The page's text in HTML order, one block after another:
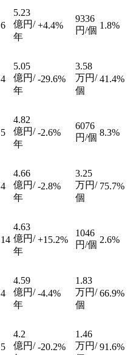
6
5.23
億円/
年
+4.4%
9336
円/個 1.8%
4
5.05
億円/
年
-29.6%
3.58
万円/
個
41.4%
5
4.82
億円/
年
-2.6%
6076
円/個 8.3%
4
4.66
億円/
年
-2.8%
3.25
万円/
個
75.7%
14
4.63
億円/
年
+15.2%
1046
円/個 2.6%
4
4.59
億円/
年
-4.4%
1.83
万円/
個
66.9%
5
4.2
億円/ -20.2%
1.46
万円/ 91.6%